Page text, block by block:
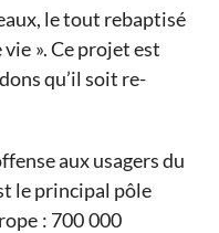
le tout rebaptisé
». Ce projet est
qu’il soit re­
aux usagers du
le principal pôle
: 700 000